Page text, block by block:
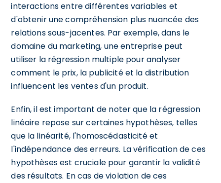
interactions entre différentes variables et
d'obtenir une compréhension plus nuancée des
relations sous-jacentes. Par exemple, dans le
domaine du marketing, une entreprise peut
utiliser la régression multiple pour analyser
comment le prix, la publicité et la distribution
influencent les ventes d'un produit.
Enfin, il est important de noter que la régression
linéaire repose sur certaines hypothèses, telles
que la linéarité, l'homoscédasticité et
l'indépendance des erreurs. La vérification de ces
hypothèses est cruciale pour garantir la validité
des résultats. En cas de violation de ces